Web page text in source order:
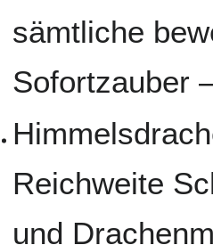
sämtliche
Sofortzauber
Reichweite
und